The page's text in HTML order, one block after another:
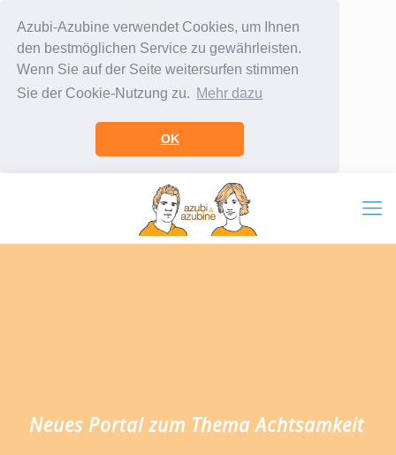
Azubi-Azubine verwendet Cookies, um Ihnen
den bestmöglichen Service zu gewährleisten.
Wenn Sie auf der Seite weitersurfen stimmen
Sie der Cookie-Nutzung zu. Mehr dazu
OK
Neues Portal zum Thema Achtsamkeit